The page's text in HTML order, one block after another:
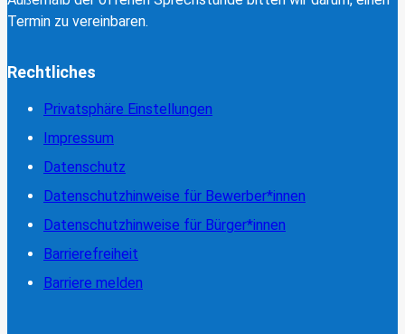
Termin zu vereinbaren.
Rechtliches
Privatsphäre Einstellungen
Impressum
Datenschutz
Datenschutzhinweise für Bewerber*innen
Datenschutzhinweise für Bürger*innen
Barrierefreiheit
Barriere melden